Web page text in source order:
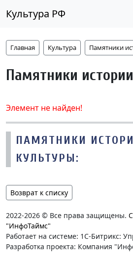
Культура РФ
Главная Культура Памятники
Памятники
Элемент не найден!
ПАМЯТНИКИ
КУЛЬТУРЫ:
Возврат к списку
2022-2026 © Все права защищены.
"ИнфоТаймс"
Работает на системе: 1С-Битрикс:
Разработка проекта: Компания